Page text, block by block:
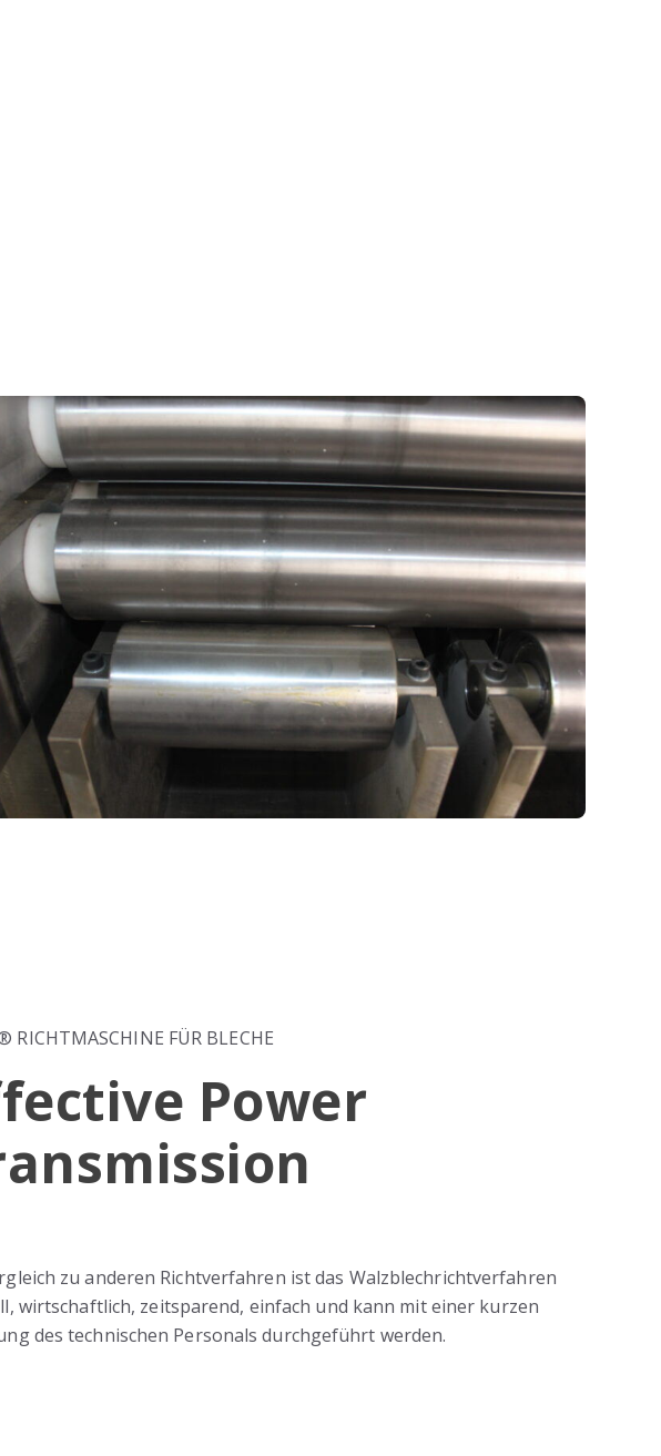
RICHTMASCHINE FÜR BLECHE
Power
zu anderen Richtverfahren ist das Walzblechrichtverfahren
wirtschaftlich, zeitsparend, einfach und kann mit einer kurzen
des technischen Personals durchgeführt werden.